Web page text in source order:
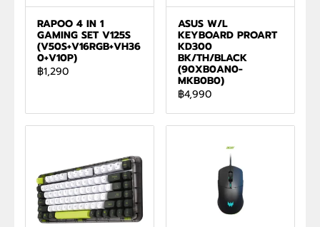
RAPOO 4 IN 1
GAMING SET V125S
(V50S+V16RGB+VH36
0+V10P)
฿1,290
ASUS W/L
KEYBOARD PROART
KD300
BK/TH/BLACK
(90XB0AN0-
MKB0B0)
฿4,990